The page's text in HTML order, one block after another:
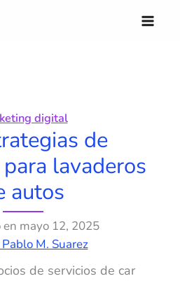
digital
de
lavaderos
autos
en mayo 12, 2025
M. Suarez
de servicios de car